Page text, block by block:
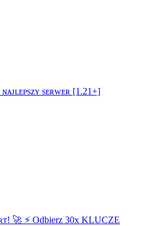
ѕᴇʀᴡᴇʀ [1.21+]
🚀 ⚡ Odbierz 30x KLUCZE